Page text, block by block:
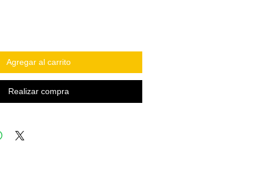
Agregar al carrito
Realizar compra